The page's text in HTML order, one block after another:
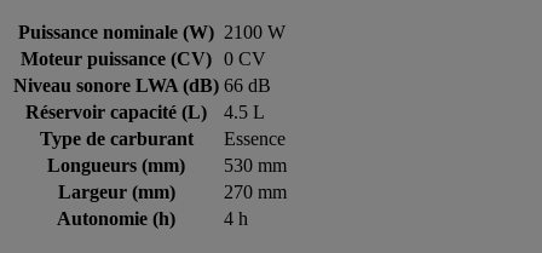
Puissance nominale (W) 2100 W
Moteur puissance (CV) 0 CV
Niveau sonore LWA (dB) 66 dB
Réservoir capacité (L)
4.5 L
Type de carburant
Essence
Longueurs (mm)
530 mm
Largeur (mm)
270 mm
Autonomie (h)
4 h